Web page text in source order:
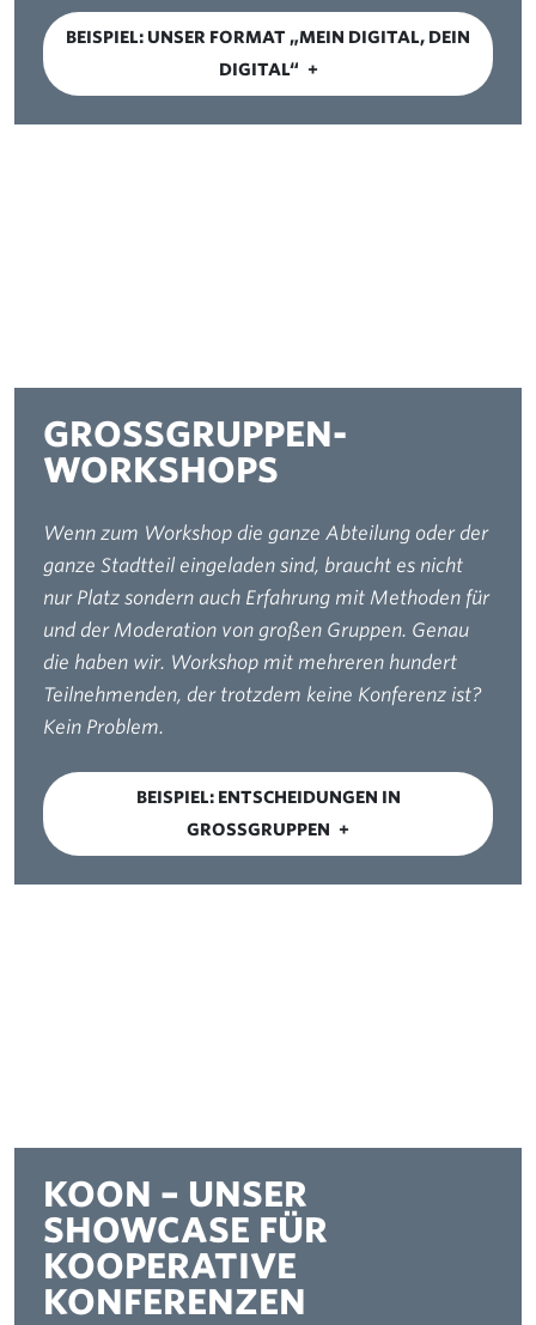
BEISPIEL: UNSER FORMAT „MEIN DIGITAL, DEIN
DIGITAL“
GROSSGRUPPEN-
WORKSHOPS
Wenn zum Workshop die ganze Abteilung oder der
ganze Stadtteil eingeladen sind, braucht es nicht
nur Platz sondern auch Erfahrung mit Methoden für
und der Moderation von großen Gruppen. Genau
die haben wir. Workshop mit mehreren hundert
Teilnehmenden, der trotzdem keine Konferenz ist?
Kein Problem.
BEISPIEL: ENTSCHEIDUNGEN IN
GROSSGRUPPEN
KOON – UNSER
SHOWCASE FÜR
KOOPERATIVE
KONFERENZEN